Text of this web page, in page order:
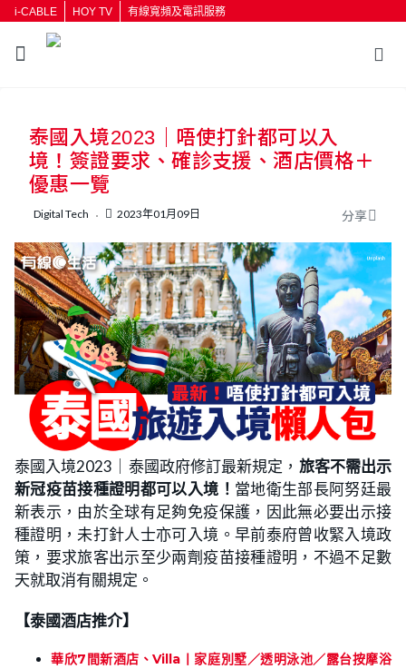
i-CABLE HOY TV 有線寬頻及電訊服務
按輸入鍵開始搜尋
泰國入境2023｜唔使打針都可以入
境！簽證要求、確診支援、酒店價格＋
優惠一覽
Digital Tech 2023年01月09日 分享
泰國入境2023｜泰國政府修訂最新規定， 旅客不需出示
新冠疫苗接種證明都可以入境！ 當地衛生部長阿努廷最
新表示，由於全球有足夠免疫保護，因此無必要出示接
種證明，未打針人士亦可入境。早前泰府曾收緊入境政
策，要求旅客出示至少兩劑疫苗接種證明，不過不足數
天就取消有關規定。
【泰國酒店推介】
華欣7間新酒店、Villa丨家庭別墅／透明泳池／露台按摩浴